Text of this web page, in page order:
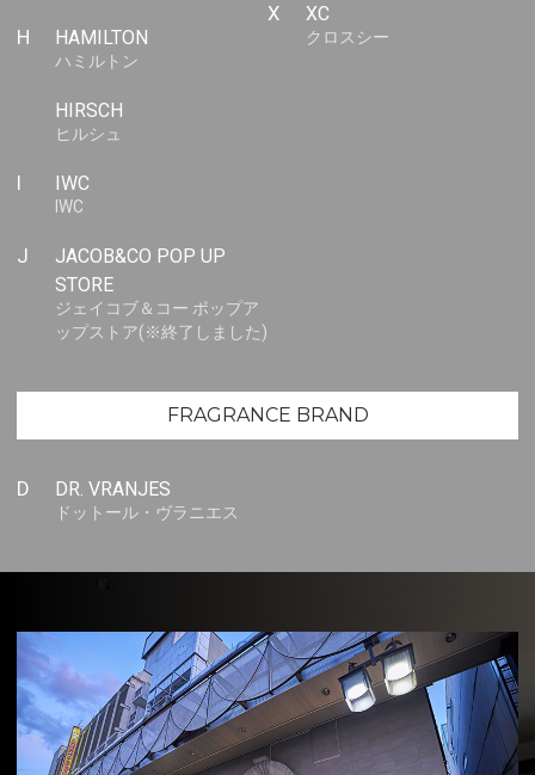
H HAMILTON
ハミルトン
HIRSCH
ヒルシュ
IWC
IWC
J
JACOB&CO POP UP
STORE
ジェイコブ＆コー ポップア
ップストア(※終了しました)
X XC
クロスシー
FRAGRANCE BRAND
D DR. VRANJES
ドットール・ヴラニエス